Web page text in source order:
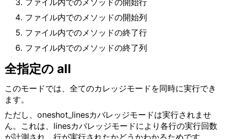
ファイル内でのメソッドの開始行
ファイル内でのメソッドの開始列
ファイル内でのメソッドの終了行
ファイル内でのメソッドの終了列
全指定の all
このモードでは、全てのカレッジモードを同時に実行でき
ます。
ただし、oneshot_linesカバレッジモードは実行されませ
ん。これは、linesカバレッジモードにより各行の実行回数